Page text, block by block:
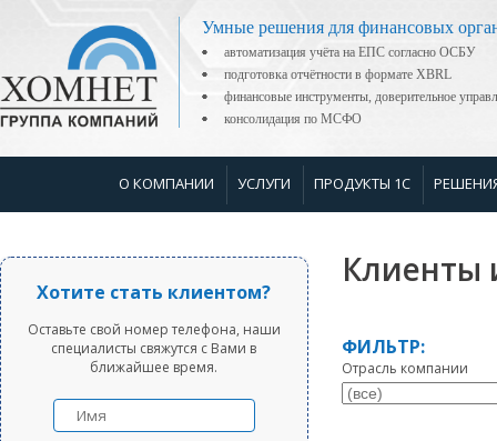
Умные решения для финансовых
автоматизация учёта на ЕПС согласно ОСБУ
подготовка отчётности в формате XBRL
финансовые инструменты, доверительное
консолидация по МСФО
О КОМПАНИИ УСЛУГИ ПРОДУКТЫ 1С
Хотите стать клиентом?
Оставьте свой номер телефона, наши
специалисты свяжутся с Вами в
ближайшее время.
Клиенты
ФИЛЬТР:
Отрасль компании